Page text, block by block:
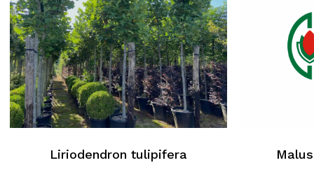
Nessun prodotto nel carrello
Liriodendron tulipifera